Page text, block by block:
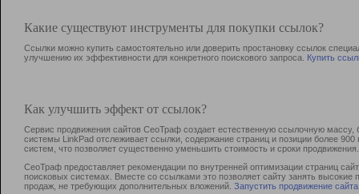
Какие существуют инструменты для покупки ссылок?
Ссылки можно купить самостоятельно или доверить простановку ссылок
улучшению их эффективности для конкретного поискового запроса. Купить
Как улучшить эффект от ссылок?
Сервис продвижения сайтов СеоТраф создает естественную ссылочную
системы LinkPad отслеживает ссылки, содержание страниц и позиции более
систем, что позволяет существенно уменьшить стоимость и сроки продвижения.
СеоТраф предоставляет рекомендации по внутренней оптимизации страниц
поисковых системах. Вместе со ссылками это позволяет сайту занять
продаж, не требующих дополнительных вложений. Запустить продвижение сайта